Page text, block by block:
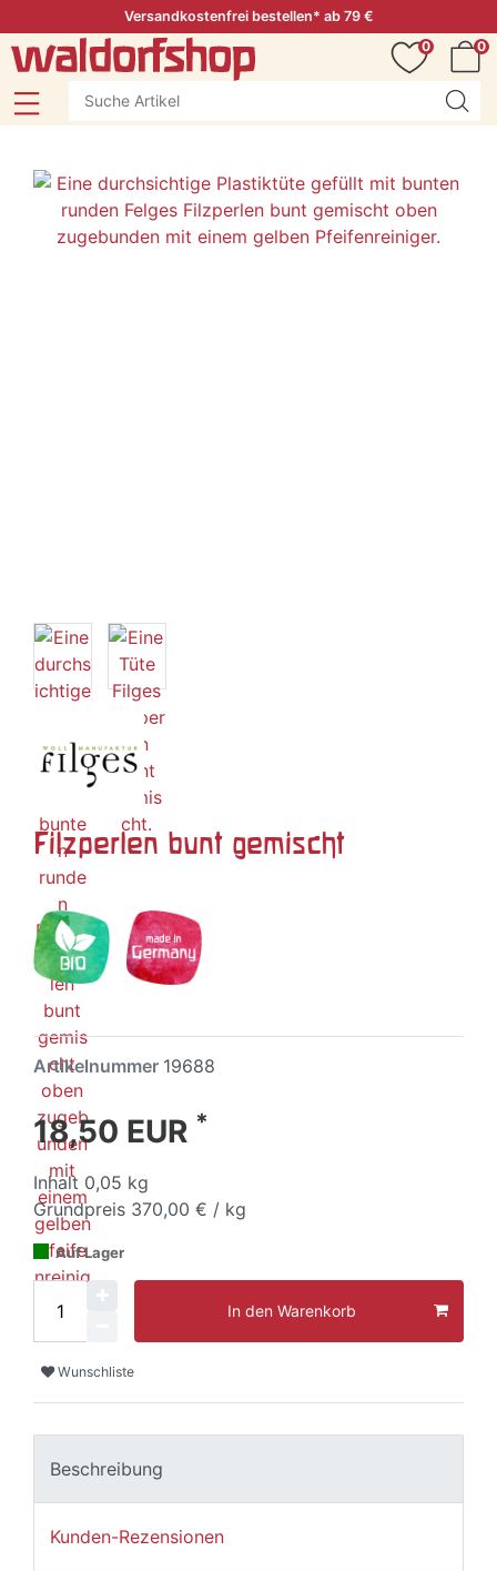
Versandkostenfrei bestellen* ab 79 €
0
0
Filzperlen bunt gemischt
Artikelnummer 19688
18,50 EUR *
Inhalt 0,05 kg
Grundpreis 370,00 € / kg
Auf Lager
In den Warenkorb
Wunschliste
Beschreibung
Kunden-Rezensionen